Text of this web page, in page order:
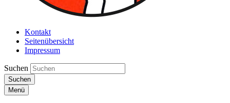
Kontakt
Seitenübersicht
Impressum
Suchen
Suchen
Menü